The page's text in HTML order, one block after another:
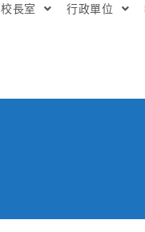
校長室 行政單位